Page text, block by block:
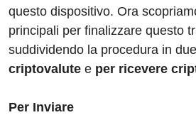
questo dispositivo. Ora
principali per finalizzare questo
suddividendo la procedura in
criptovalute e per ricevere
Per Inviare